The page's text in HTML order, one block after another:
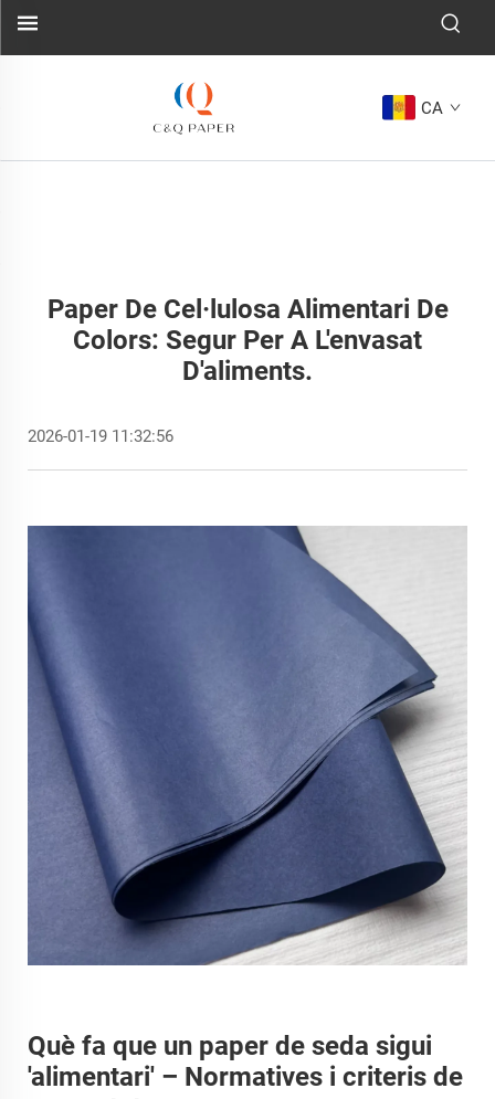
CA
Paper De Cel·lulosa Alimentari De
Colors: Segur Per A L'envasat
D'aliments.
2026-01-19 11:32:56
Què fa que un paper de seda sigui
'alimentari' – Normatives i criteris de